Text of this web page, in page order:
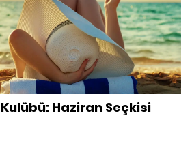
Haziran Seçkisi